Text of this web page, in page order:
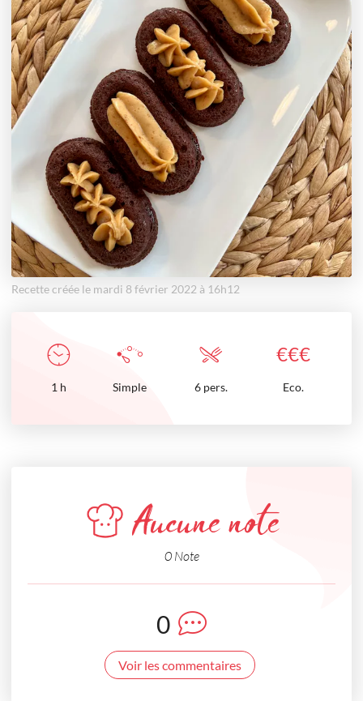
Recette créée le mardi 8 février 2022 à 16h12
€€€
1 h Simple 6 pers. Eco.
Aucune note
0 Note
0
Voir les commentaires